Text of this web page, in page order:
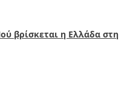
βρίσκεται η Ελλάδα στη